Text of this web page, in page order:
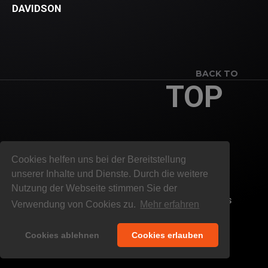
Cookies helfen uns bei der Bereitstellung
unserer Inhalte und Dienste. Durch die weitere
Nutzung der Webseite stimmen Sie der
Verwendung von Cookies zu.
Mehr erfahren
Cookies ablehnen Cookies erlauben
DAVIDSON
BACK TO
TOP
© 2026 CHRIS KISTER FOTODESIGN. ALLE INHALTE
SIND URHEBERRECHTLICH GESCHÜTZT. ALL RIGHTS